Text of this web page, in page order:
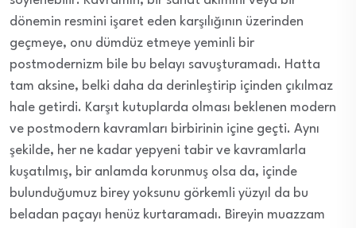
dönemin resmini işaret eden karşılığının üzerinden
geçmeye, onu dümdüz etmeye yeminli bir
postmodernizm bile bu belayı savuşturamadı. Hatta
tam aksine, belki daha da derinleştirip içinden çıkılmaz
hale getirdi. Karşıt kutuplarda olması beklenen modern
ve postmodern kavramları birbirinin içine geçti. Aynı
şekilde, her ne kadar yepyeni tabir ve kavramlarla
kuşatılmış, bir anlamda korunmuş olsa da, içinde
bulunduğumuz birey yoksunu görkemli yüzyıl da bu
beladan paçayı henüz kurtaramadı. Bireyin muazzam